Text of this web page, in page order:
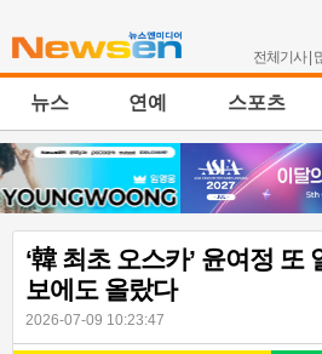
전체기사|
뉴스 연예 스포츠
‘韓 최초 오스카’ 윤여정 또
보에도 올랐다
2026-07-09 10:23:47